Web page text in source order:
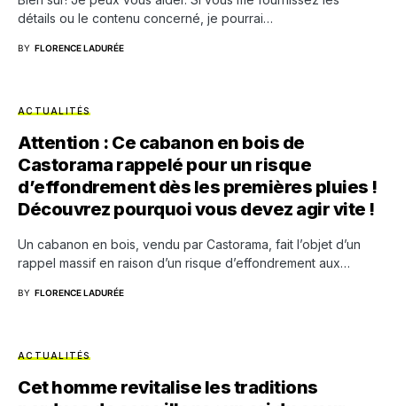
détails ou le contenu concerné, je pourrai…
BY FLORENCE LADURÉE
ACTUALITÉS
Attention : Ce cabanon en bois de
Castorama rappelé pour un risque
d’effondrement dès les premières pluies !
Découvrez pourquoi vous devez agir vite !
Un cabanon en bois, vendu par Castorama, fait l’objet d’un
rappel massif en raison d’un risque d’effondrement aux…
BY FLORENCE LADURÉE
ACTUALITÉS
Cet homme revitalise les traditions